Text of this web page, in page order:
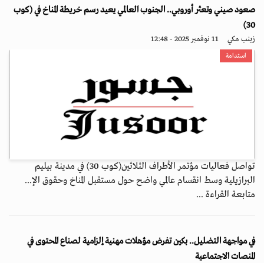
صعود صيني وتعثر أوروبي.. الجنوب العالمي يعيد رسم خريطة المناخ في (كوب
30)
زينب مكي 11 نوفمبر 2025 - 12:48
استدامة
تواصل فعاليات مؤتمر الأطراف الثلاثين(كوب 30) في مدينة بيليم
البرازيلية وسط انقسام عالمي واضح حول مستقبل المناخ وحقوق الإ...
متابعة القراءة ...
في مواجهة التضليل.. بكين تفرض مؤهلات مهنية إلزامية لصناع المحتوى في
المنصات الاجتماعية